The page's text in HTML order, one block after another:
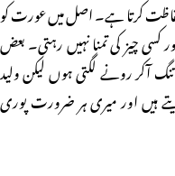
کرتا ہے۔ اصل میں عورت کو
کسی چیز کی تمنا نہیں رہتی۔ بعض
آکر رونے لگتی ہوں لیکن ولید
ہیں اور میری ہر ضرورت پوری